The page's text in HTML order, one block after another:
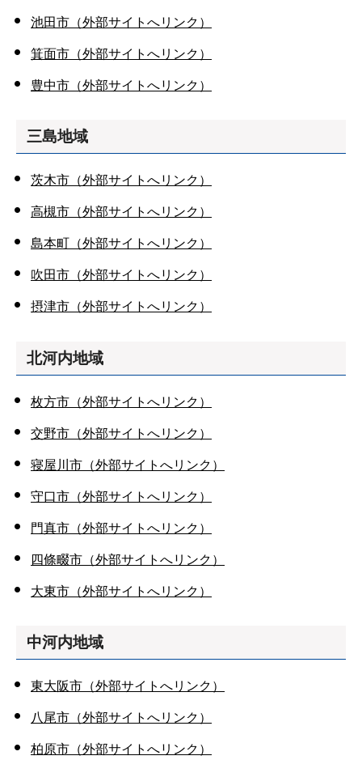
池田市（外部サイトへリンク）
箕面市（外部サイトへリンク）
豊中市（外部サイトへリンク）
三島地域
茨木市（外部サイトへリンク）
高槻市（外部サイトへリンク）
島本町（外部サイトへリンク）
吹田市（外部サイトへリンク）
摂津市（外部サイトへリンク）
北河内地域
枚方市（外部サイトへリンク）
交野市（外部サイトへリンク）
寝屋川市（外部サイトへリンク）
守口市（外部サイトへリンク）
門真市（外部サイトへリンク）
四條畷市（外部サイトへリンク）
大東市（外部サイトへリンク）
中河内地域
東大阪市（外部サイトへリンク）
八尾市（外部サイトへリンク）
柏原市（外部サイトへリンク）